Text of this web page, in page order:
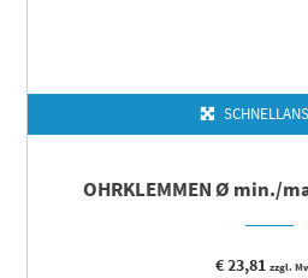
OHRKLEMMEN Ø min./
€23,81 zzgl.